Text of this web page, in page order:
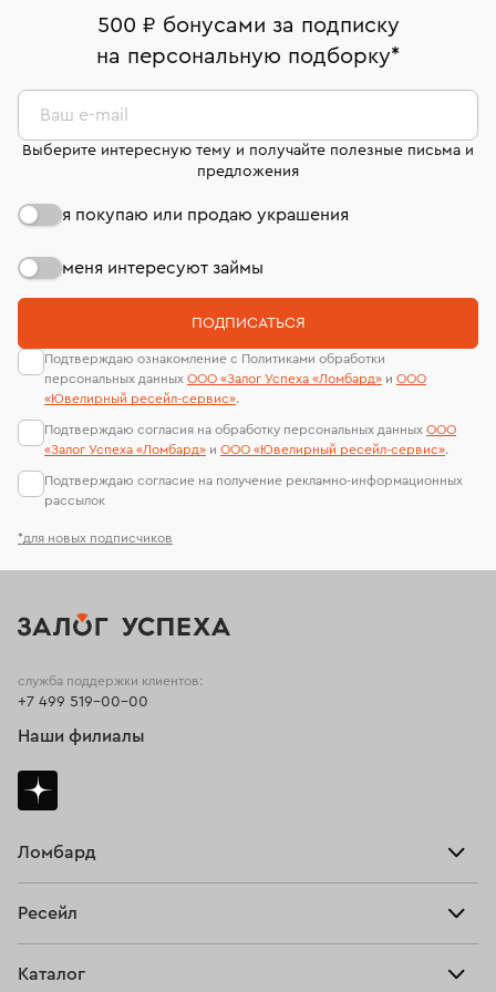
комиссионных украшений и часов смотрите на
странице«Возврат украшений»
Москва, ул. Грузинский Вал, д. 28/45
Срок бронирования украшения при самовывозе из
Оплата наличными или картой
Система быстрых платежей (по QR-коду)
В кредит от Т-Банка (до 50 000 руб., на 3–6 мес.)
номер (УИН)
На особо ценные изделия получены
сертификаты МГУ и других геммологических
лабораторий
500 ₽ бонусами за подписку
на персональную подборку*
*для новых подписчиков
Ваш e-mail
Выберите интересную тему и получайте полезные письма и
предложения
я покупаю или продаю украшения
меня интересуют займы
ПОДПИСАТЬСЯ
Подтверждаю ознакомление с Политиками обработки
персональных данных ООО «Залог Успеха «Ломбард» и ООО
«Ювелирный ресейл-сервиc».
Подтверждаю согласия на обработку персональных данных ООО
«Залог Успеха «Ломбард» и ООО «Ювелирный ресейл-сервиc».
Подтверждаю согласие на получение рекламно-информационных
рассылок
Ломбард
Тарифы
Ресейл
Каталог
служба поддержки клиентов:
+7 499 519-00-00
Наши филиалы